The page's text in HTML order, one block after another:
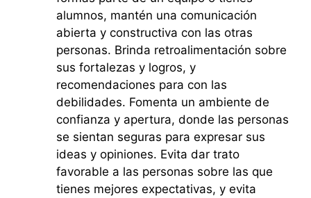
alumnos, mantén una comunicación
abierta y constructiva con las otras
personas. Brinda retroalimentación sobre
sus fortalezas y logros, y
recomendaciones para con las
debilidades. Fomenta un ambiente de
confianza y apertura, donde las personas
se sientan seguras para expresar sus
ideas y opiniones. Evita dar trato
favorable a las personas sobre las que
tienes mejores expectativas, y evita